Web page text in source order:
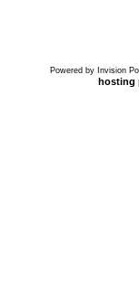
Powered by Invision
hosting